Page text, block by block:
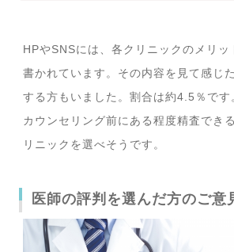
HPやSNSには、各クリニックのメリッ
書かれています。その内容を見て感じ
する方もいました。割合は約4.5％です
カウンセリング前にある程度精査でき
リニックを選べそうです。
医師の評判を選んだ方のご意